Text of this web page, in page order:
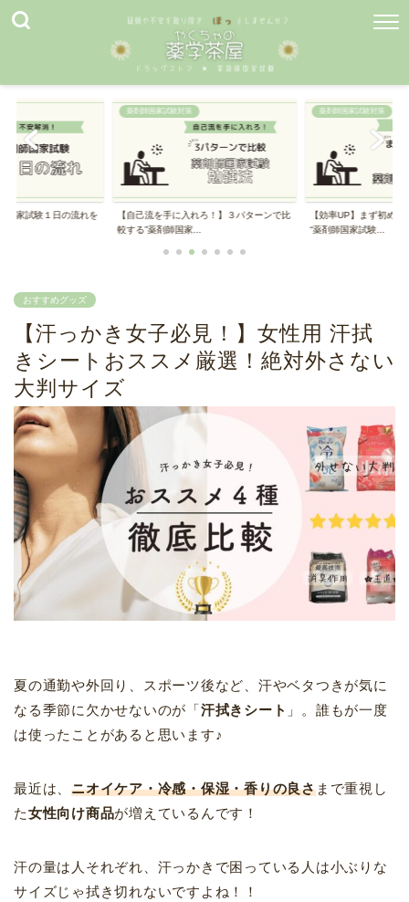
国家試験１日の流れを
薬剤師国家試験対策
【自己流を手に入れろ！】３パターンで比
較する”薬剤師国家...
薬剤師国家試験対策
【効率UP】まず初め
“薬剤師国家試験...
おすすめグッズ
【汗っかき女子必見！】女性用 汗拭
きシートおススメ厳選！絶対外さない
大判サイズ
夏の通勤や外回り、スポーツ後など、汗やベタつきが気に
なる季節に欠かせないのが「 汗拭きシート 」。誰もが一度
は使ったことがあると思います♪
最近は、ニオイケア・冷感・保湿・香りの良さまで重視し
た女性向け商品が増えているんです！
汗の量は人それぞれ、汗っかきで困っている人は小ぶりな
サイズじゃ拭き切れないですよね！！